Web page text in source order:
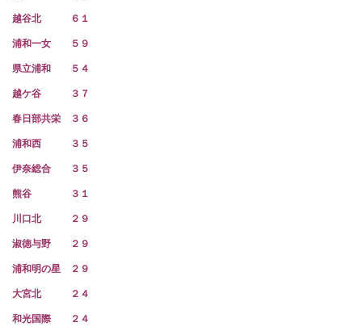
越谷北 ６１
浦和一女 ５９
県立浦和 ５４
越ケ谷 ３７
春日部共栄 ３６
浦和西 ３５
伊奈総合 ３５
熊谷 ３１
川口北 ２９
淑徳与野 ２９
浦和明の星 ２９
大宮北 ２４
和光国際 ２４